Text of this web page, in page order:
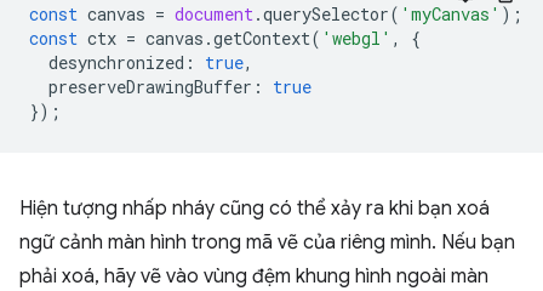
const canvas = document.querySelector( 'myCanvas' );
const ctx = canvas .getContext( 'webgl' ,
{
desynchronized : true,
preserveDrawingBuffer :
true
});
Hiện tượng nhấp nháy cũng có thể xảy ra khi bạn xoá
ngữ cảnh màn hình trong mã vẽ của riêng mình. Nếu bạn
phải xoá, hãy vẽ vào vùng đệm khung hình ngoài màn